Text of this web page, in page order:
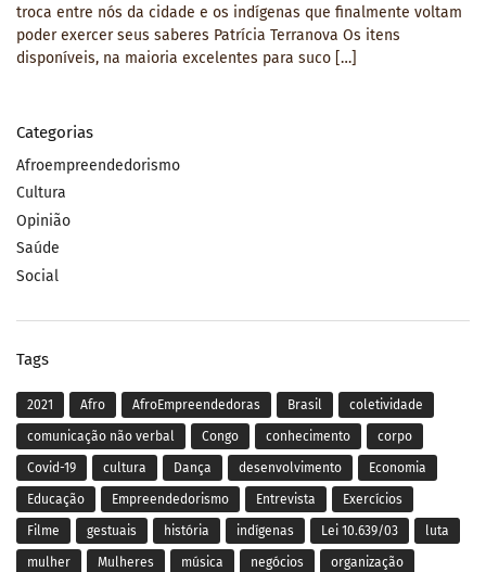
troca entre nós da cidade e os indígenas que finalmente voltam
poder exercer seus saberes Patrícia Terranova Os itens
disponíveis, na maioria excelentes para suco […]
Categorias
Afroempreendedorismo
Cultura
Opinião
Saúde
Social
Tags
2021 Afro AfroEmpreendedoras Brasil coletividade
comunicação não verbal Congo conhecimento corpo
Covid-19 cultura Dança desenvolvimento Economia
Educação Empreendedorismo Entrevista Exercícios
Filme gestuais história indígenas Lei 10.639/03 luta
mulher Mulheres música negócios organização